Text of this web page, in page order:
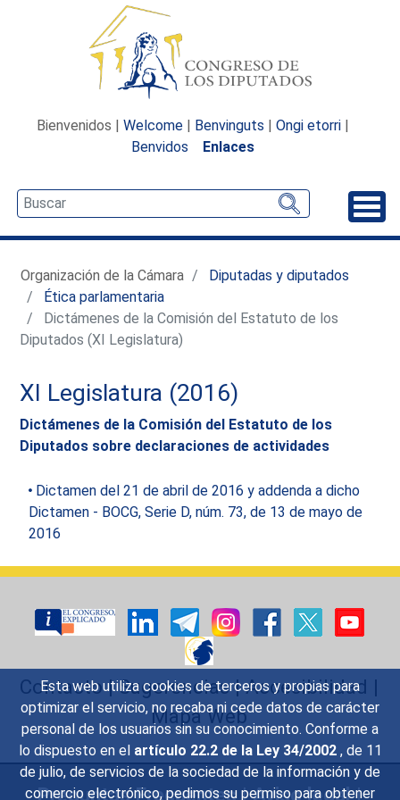
Esta web utiliza cookies de terceros y propias para
optimizar el servicio, no recaba ni cede datos de carácter
personal de los usuarios sin su conocimiento. Conforme a
lo dispuesto en el artículo 22.2 de la Ley 34/2002 , de 11
de julio, de servicios de la sociedad de la información y de
comercio electrónico, pedimos su permiso para obtener
Bienvenidos | Welcome | Benvinguts | Ongi etorri |
Benvidos
Enlaces
Organización de la Cámara
Diputadas y diputados
Ética parlamentaria
Dictámenes de la Comisión del Estatuto de los
Diputados (XI Legislatura)
XI Legislatura (2016)
Dictámenes de la Comisión del Estatuto de los
Diputados sobre declaraciones de actividades
Dictamen del 21 de abril de 2016 y addenda a dicho
Dictamen - BOCG, Serie D, núm. 73, de 13 de mayo de
2016
Contacto|Sugerencias|Accesibilidad |
Mapa Web
Preguntas Frecuentes|Aviso legal|